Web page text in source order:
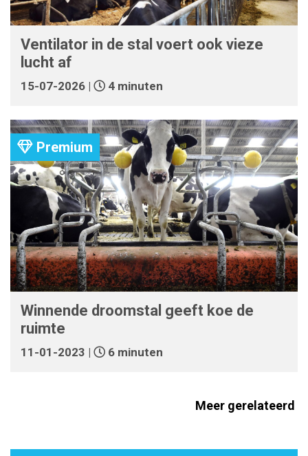
Ventilator in de stal voert ook vieze
lucht af
15-07-2026 | 4 minuten
Premium
Winnende droomstal geeft koe de
ruimte
11-01-2023 | 6 minuten
Meer gerelateerd